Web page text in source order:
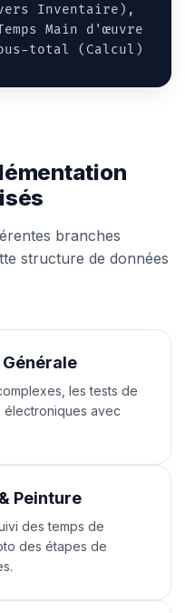
Inventaire),
Main d'œuvre
total (Calcul)
branches
structure de données
les tests de
électroniques avec
Peinture
des temps de
des étapes de